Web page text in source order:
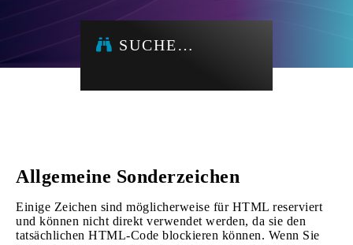
SUCHE…
Allgemeine Sonderzeichen
Einige Zeichen sind möglicherweise für HTML reserviert
und können nicht direkt verwendet werden, da sie den
tatsächlichen HTML-Code blockieren können. Wenn Sie